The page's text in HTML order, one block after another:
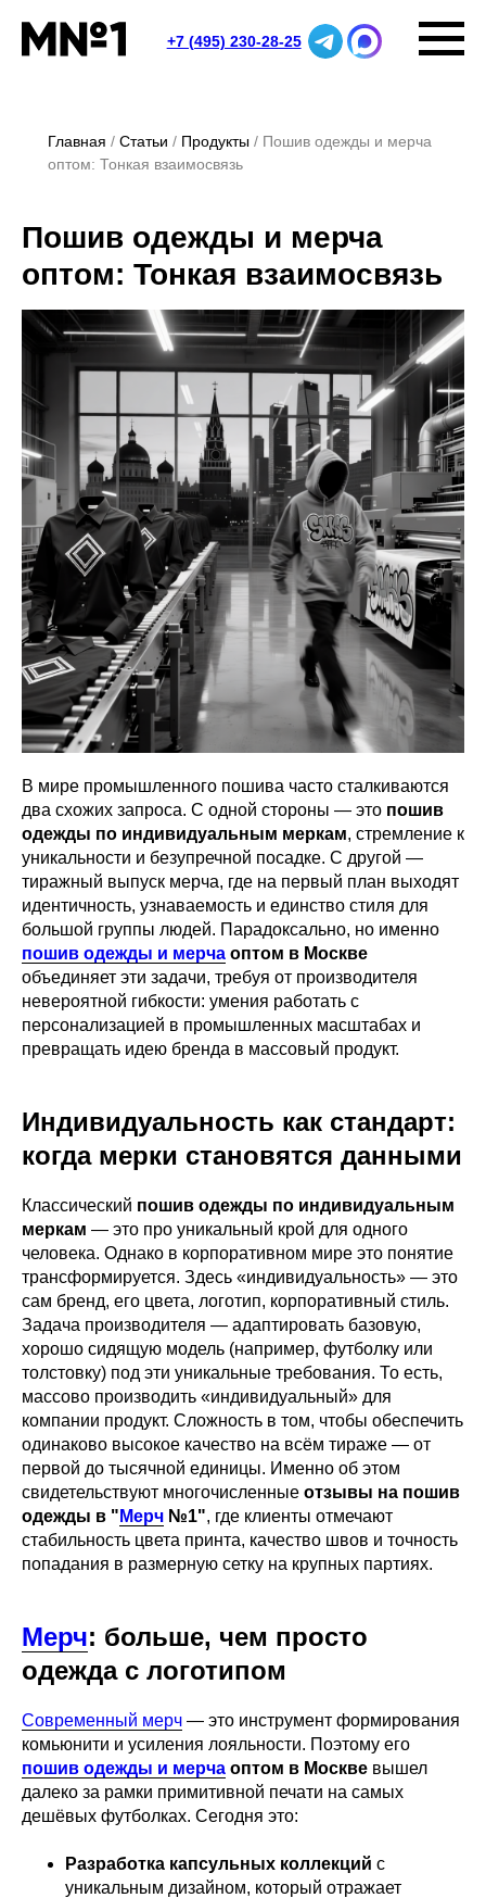
Главная Статьи Продукты
Пошив одежды и мерча
оптом: Тонкая взаимосвязь
Пошив одежды и мерча
оптом: Тонкая взаимосвязь
В мире промышленного пошива часто сталкиваются
два схожих запроса. С одной стороны — это пошив
одежды по индивидуальным меркам, стремление к
уникальности и безупречной посадке. С другой —
тиражный выпуск мерча, где на первый план выходят
идентичность, узнаваемость и единство стиля для
большой группы людей. Парадоксально, но именно
пошив одежды и мерча оптом в Москве
объединяет эти задачи, требуя от производителя
невероятной гибкости: умения работать с
персонализацией в промышленных масштабах и
превращать идею бренда в массовый продукт.
Индивидуальность как стандарт:
когда мерки становятся данными
Классический пошив одежды по индивидуальным
меркам — это про уникальный крой для одного
человека. Однако в корпоративном мире это понятие
трансформируется. Здесь «индивидуальность» — это
сам бренд, его цвета, логотип, корпоративный стиль.
Задача производителя — адаптировать базовую,
хорошо сидящую модель (например, футболку или
толстовку) под эти уникальные требования. То есть,
массово производить «индивидуальный» для
компании продукт. Сложность в том, чтобы обеспечить
одинаково высокое качество на всём тираже — от
первой до тысячной единицы. Именно об этом
свидетельствуют многочисленные отзывы на пошив
одежды в " Мерч №1", где клиенты отмечают
стабильность цвета принта, качество швов и точность
попадания в размерную сетку на крупных партиях.
Мерч: больше, чем просто
одежда с логотипом
Современный мерч — это инструмент формирования
комьюнити и усиления лояльности. Поэтому его
пошив одежды и мерча оптом в Москве вышел
далеко за рамки примитивной печати на самых
дешёвых футболках. Сегодня это:
Разработка капсульных коллекций с
уникальным дизайном, который отражает